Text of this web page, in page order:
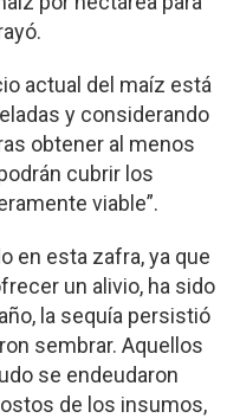
actual del maíz está
y considerando
obtener al menos
cubrir los
viable”.
en esta zafra, ya que
un alivio, ha sido
la sequía persistió
sembrar. Aquellos
se endeudaron
de los insumos,